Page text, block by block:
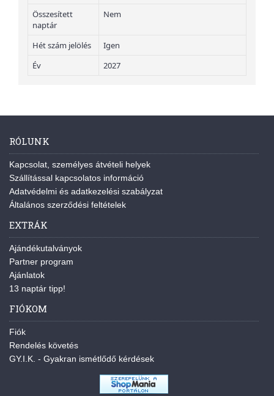
Összesített
naptár
Nem
Hét szám jelölés
Igen
Év
2027
RÓLUNK
Kapcsolat, személyes átvételi helyek
Szállítással kapcsolatos információ
Adatvédelmi és adatkezelési szabályzat
Általános szerződési feltételek
EXTRÁK
Ajándékutalványok
Partner program
Ajánlatok
13 naptár tipp!
FIÓKOM
Fiók
Rendelés követés
GY.I.K. - Gyakran ismétlődő kérdések